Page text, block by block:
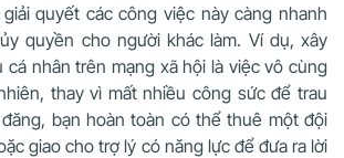
quyết các công việc này càng nhanh
quyền cho người khác làm. Ví dụ, xây
nhân trên mạng xã hội là việc vô cùng
thay vì mất nhiều công sức để trau
bạn hoàn toàn có thể thuê một đội
giao cho trợ lý có năng lực để đưa ra lời